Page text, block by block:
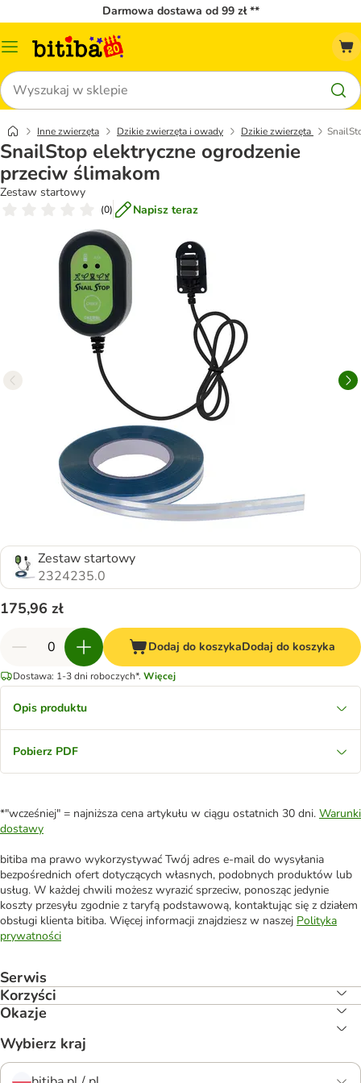
Darmowa dostawa od 99 zł **
Menu
Szukaj
Inne zwierzęta Dzikie zwierzęta i owady Dzikie zwierzęta
SnailStop elektryczne ogrodzenie
przeciw ślimakom
Zestaw startowy
(0) Napisz teraz
Zestaw startowy
2324235.0
175,96 zł
Dodaj do koszykaDodaj do koszyka
Dostawa: 1-3 dni roboczych*. Więcej
Opis produktu
Pobierz PDF
*"wcześniej" = najniższa cena artykułu w ciągu ostatnich 30 dni. Warunki
dostawy
bitiba ma prawo wykorzystywać Twój adres e-mail do wysyłania
bezpośrednich ofert dotyczących własnych, podobnych produktów lub
usług. W każdej chwili możesz wyrazić sprzeciw, ponosząc jedynie
koszty przesyłu zgodnie z taryfą podstawową, kontaktując się z działem
obsługi klienta bitiba. Więcej informacji znajdziesz w naszej Polityka
prywatności
Serwis
Korzyści
Okazje
Wybierz kraj